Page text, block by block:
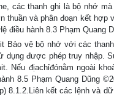
các thanh ghi là bộ nhớ
thuần và phân đoạn kết hợp
điều hành 8.3 Phạm Quang
Bảo vệ bộ nhớ với các
dụng được phép truy nhập.
Nếu địachỉđónằm ngoài
8.5 Phạm Quang Dũng
8.1.2.Liên kết các lệnh và